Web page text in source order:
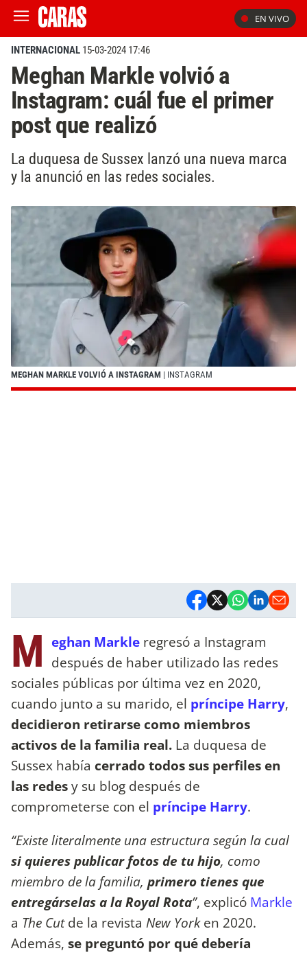
EN VIVO
INTERNACIONAL 15-03-2024 17:46
Meghan Markle volvió a
Instagram: cuál fue el primer
post que realizó
La duquesa de Sussex lanzó una nueva marca
y la anunció en las redes sociales.
MEGHAN MARKLE VOLVIÓ A INSTAGRAM | INSTAGRAM
M eghan Markle regresó a Instagram
después de haber utilizado las redes
sociales públicas por última vez en 2020,
cuando junto a su marido, el príncipe Harry,
decidieron retirarse como miembros
activos de la familia real. La duquesa de
Sussex había cerrado todos sus perfiles en
las redesy su blog después de
comprometerse con el príncipe Harry.
“Existe literalmente una estructura según la cual
si quieres publicar fotos de tu hijo, como
miembro de la familia, primero tienes que
entregárselas a la Royal Rota”, explicó Markle
a The Cutde la revista New Yorken 2020.
Además, se preguntó por qué debería